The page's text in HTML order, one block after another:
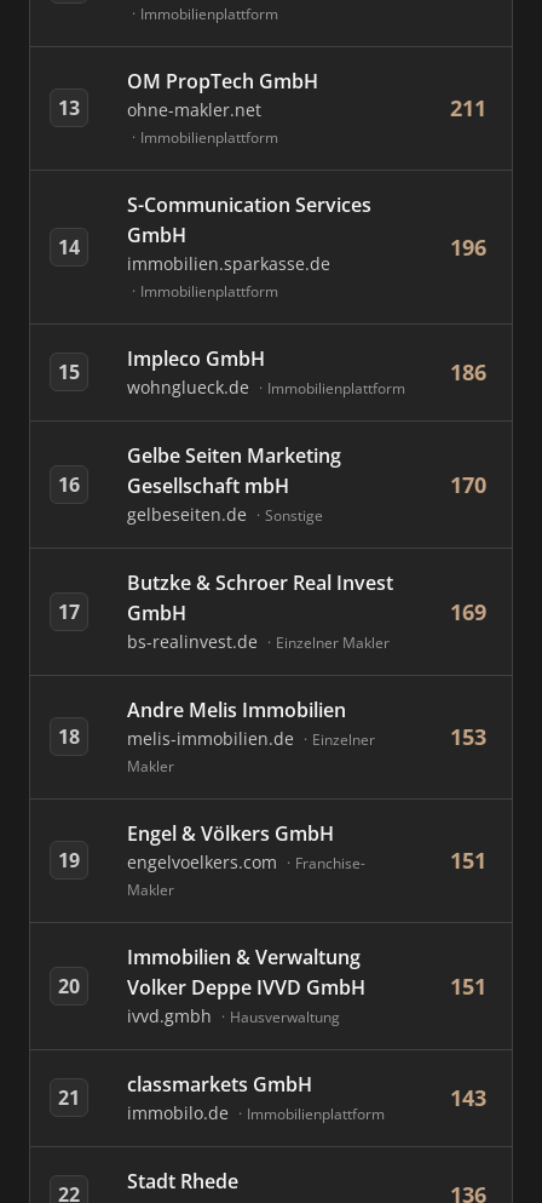
Immobilienplattform
13
OM PropTech GmbH
ohne-makler.net
Immobilienplattform
211
14
S-Communication Services
GmbH
immobilien.sparkasse.de
Immobilienplattform
196
15 Impleco GmbH
wohnglueck.de Immobilienplattform
186
16
Gelbe Seiten Marketing
Gesellschaft mbH
gelbeseiten.de Sonstige
170
17
Butzke & Schroer Real Invest
GmbH
bs-realinvest.de Einzelner Makler
169
18
Andre Melis Immobilien
melis-immobilien.de
Einzelner
Makler
153
19
Engel & Völkers GmbH
engelvoelkers.com
Franchise-
Makler
151
20
Immobilien & Verwaltung
Volker Deppe IVVD GmbH
ivvd.gmbh Hausverwaltung
151
21 classmarkets GmbH
immobilo.de Immobilienplattform
143
22 Stadt Rhede 136